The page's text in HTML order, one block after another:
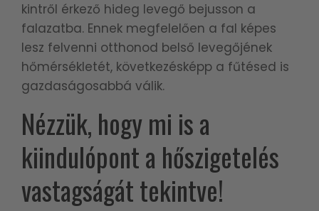
kintről érkező hideg levegő bejusson a
falazatba. Ennek megfelelően a fal képes
lesz felvenni otthonod belső levegőjének
hőmérsékletét, következésképp a fűtésed is
gazdaságosabbá válik.
Nézzük, hogy mi is a
kiindulópont a hőszigetelés
vastagságát tekintve!